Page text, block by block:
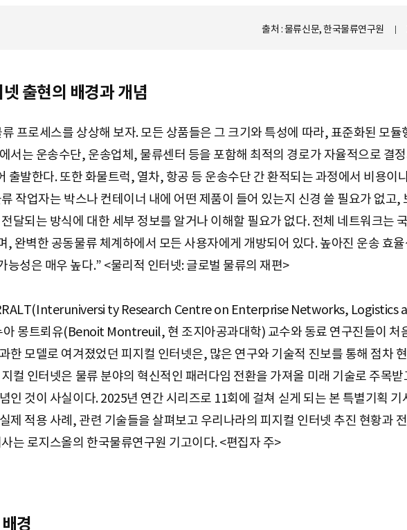
출처 : 물류신문, 한국물류연구원
출현의 배경과 개념
프로세스를 상상해 보자. 모든 상품들은 그 크기와 특성에 따라, 표준화된 모듈
서는 운송수단, 운송업체, 물류센터 등을 포함해 최적의 경로가 자율적으로 결
출발한다. 또한 화물트럭, 열차, 항공 등 운송수단 간 환적되는 과정에서 비용이
작업자는 박스나 컨테이너 내에 어떤 제품이 들어 있는지 신경 쓸 필요가 없고,
달되는 방식에 대한 세부 정보를 알거나 이해할 필요가 없다. 전체 네트워크는
, 완벽한 공동물류 체계하에서 모든 사용자에게 개방되어 있다. 높아진 운송 효
능성은 매우 높다.” <물리적 인터넷: 글로벌 물류의 재편>
ty Research Centre on Enterprise Networks, Logistics
몽트뢰유(Benoit Montreuil, 현 조지아공과대학) 교수와 동료 연구진들이 처
한 모델로 여겨졌었던 피지컬 인터넷은, 많은 연구와 기술적 진보를 통해 점차
컬 인터넷은 물류 분야의 혁신적인 패러다임 전환을 가져올 미래 기술로 주목
인 것이 사실이다. 2025년 연간 시리즈로 11회에 걸쳐 싣게 되는 본 특별기획 기
제 적용 사례, 관련 기술들을 살펴보고 우리나라의 피지컬 인터넷 추진 현황과
는 로지스올의 한국물류연구원 기고이다. <편집자 주>
경